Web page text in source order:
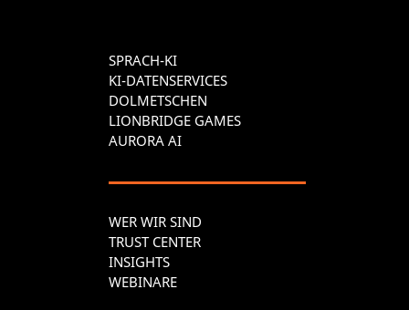
SPRACH-KI
KI-DATENSERVICES
DOLMETSCHEN
LIONBRIDGE GAMES
AURORA AI
WER WIR SIND
TRUST CENTER
INSIGHTS
WEBINARE